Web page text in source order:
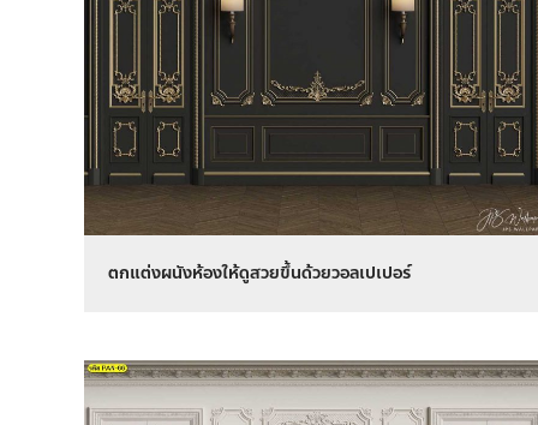
ตกแต่งผนังห้องให้ดูสวยขึ้นด้วยวอลเปเปอร์